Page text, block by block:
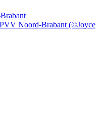
Noord-Brabant (©Joyce